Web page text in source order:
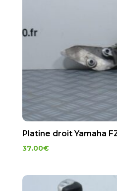
Platine droit Yamaha
37.00€